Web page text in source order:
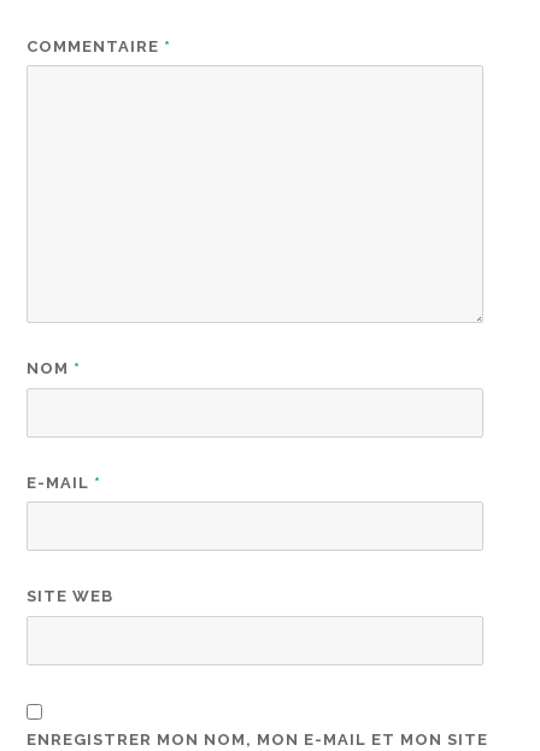
COMMENTAIRE *
NOM *
E-MAIL *
SITE WEB
ENREGISTRER MON NOM, MON E-MAIL ET MON SITE